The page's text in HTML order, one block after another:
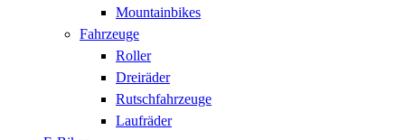
Mountainbikes
Fahrzeuge
Roller
Dreiräder
Rutschfahrzeuge
Laufräder